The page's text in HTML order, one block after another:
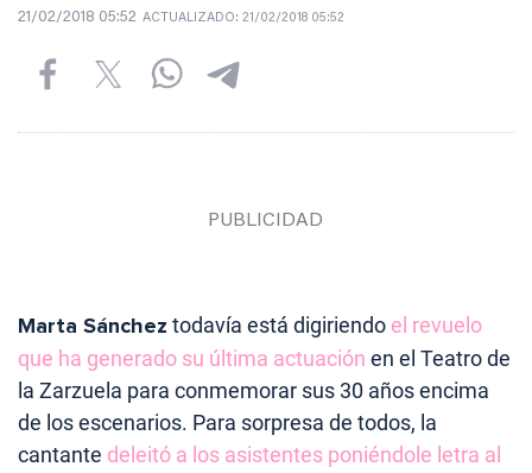
21/02/2018 05:52 ACTUALIZADO: 21/02/2018 05:52
Marta Sánchez todavía está digiriendo el revuelo
que ha generado su última actuación en el Teatro de
la Zarzuela para conmemorar sus 30 años encima
de los escenarios. Para sorpresa de todos, la
cantante deleitó a los asistentes poniéndole letra al